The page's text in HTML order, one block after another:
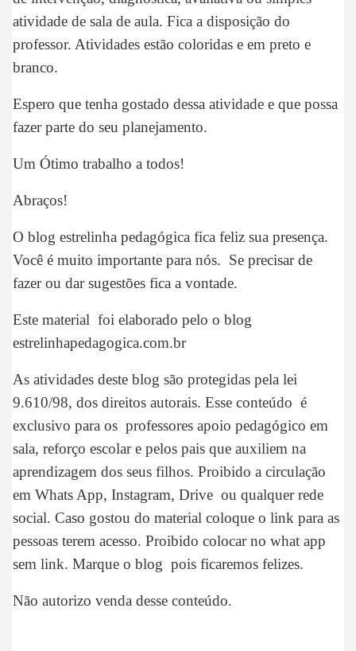
atividade de sala de aula. Fica a disposição do
professor. Atividades estão coloridas e em preto e
branco.
Espero que tenha gostado dessa atividade e que possa
fazer parte do seu planejamento.
Um Ótimo trabalho a todos!
Abraços!
O blog estrelinha pedagógica fica feliz sua presença.
Você é muito importante para nós. Se precisar de
fazer ou dar sugestões fica a vontade.
Este material foi elaborado pelo o blog
estrelinhapedagogica.com.br
As atividades deste blog são protegidas pela lei
9.610/98, dos direitos autorais. Esse conteúdo é
exclusivo para os professores apoio pedagógico em
sala, reforço escolar e pelos pais que auxiliem na
aprendizagem dos seus filhos. Proibido a circulação
em Whats App, Instagram, Drive ou qualquer rede
social. Caso gostou do material coloque o link para as
pessoas terem acesso. Proibido colocar no what app
sem link. Marque o blog pois ficaremos felizes.
Não autorizo venda desse conteúdo.